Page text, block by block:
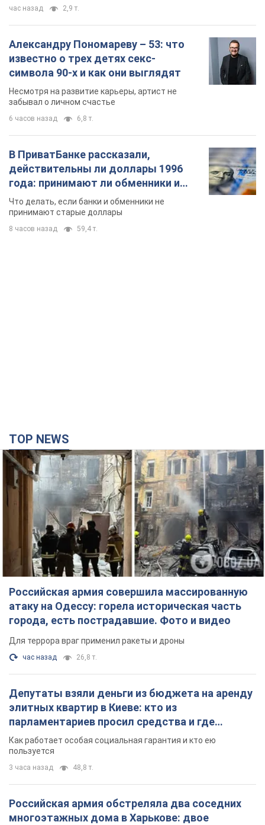
час назад 2,9 т.
Александру Пономареву – 53: что
известно о трех детях секс-
символа 90-х и как они выглядят
Несмотря на развитие карьеры, артист не
забывал о личном счастье
6 часов назад 6,8 т.
В ПриватБанке рассказали,
действительны ли доллары 1996
года: принимают ли обменники и
банки такие купюры
Что делать, если банки и обменники не
принимают старые доллары
8 часов назад 59,4 т.
TOP NEWS
Российская армия совершила массированную
атаку на Одессу: горела историческая часть
города, есть пострадавшие. Фото и видео
Для террора враг применил ракеты и дроны
час назад 26,8 т.
Депутаты взяли деньги из бюджета на аренду
элитных квартир в Киеве: кто из
парламентариев просил средства и где
поселился
Как работает особая социальная гарантия и кто ею
пользуется
3 часа назад 48,8 т.
Российская армия обстреляла два соседних
многоэтажных дома в Харькове: двое